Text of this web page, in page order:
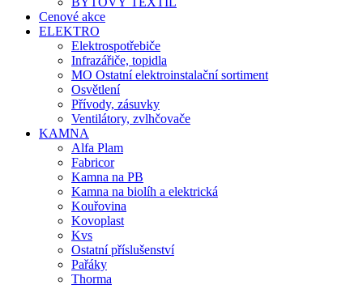
Cenové akce
ELEKTRO
Elektrospotřebiče
Infrazářiče, topidla
MO Ostatní elektroinstalační sortiment
Osvětlení
Přívody, zásuvky
Ventilátory, zvlhčovače
KAMNA
Alfa Plam
Fabricor
Kamna na PB
Kamna na biolíh a elektrická
Kouřovina
Kovoplast
Kvs
Ostatní příslušenství
Pařáky
Thorma